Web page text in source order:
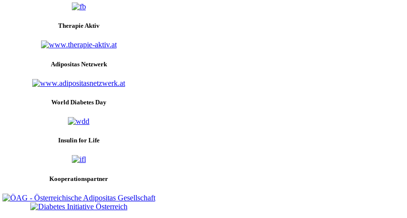
Therapie Aktiv
Adipositas Netzwerk
World Diabetes Day
Insulin for Life
Kooperationspartner